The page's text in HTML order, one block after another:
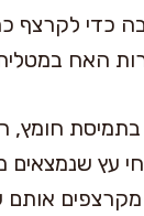
כדי לקרצף
האח במטלית
חומץ,
מקרצפים